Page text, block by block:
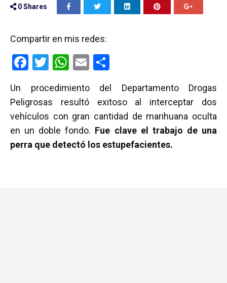
0Shares
Compartir en mis redes:
F
ce
b
o
o
T
tt
er
W
at
s
A
p
E
ail m
p
ar
tir
Un procedimiento del Departamento Drogas
Peligrosas resultó exitoso al interceptar dos
vehículos con gran cantidad de marihuana oculta
en un doble fondo. Fue clave el trabajo de una
perra que detectó los estupefacientes.